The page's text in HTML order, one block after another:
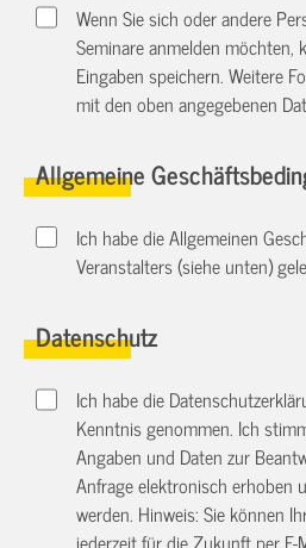
Wenn Sie sich oder andere
Seminare anmelden möchten,
Eingaben speichern. Weitere
mit den oben angegebenen
Allgemeine
Ich habe die Allgemeinen
Veranstalters (siehe unten)
Datenschutz
Ich habe die
Kenntnis genommen. Ich
Angaben und Daten zur
Anfrage elektronisch erhoben
werden. Hinweis: Sie können